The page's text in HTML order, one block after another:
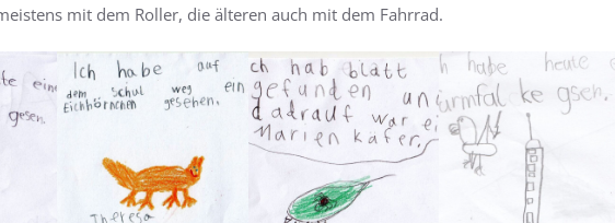
mit dem Roller, die älteren auch mit dem Fahrrad.